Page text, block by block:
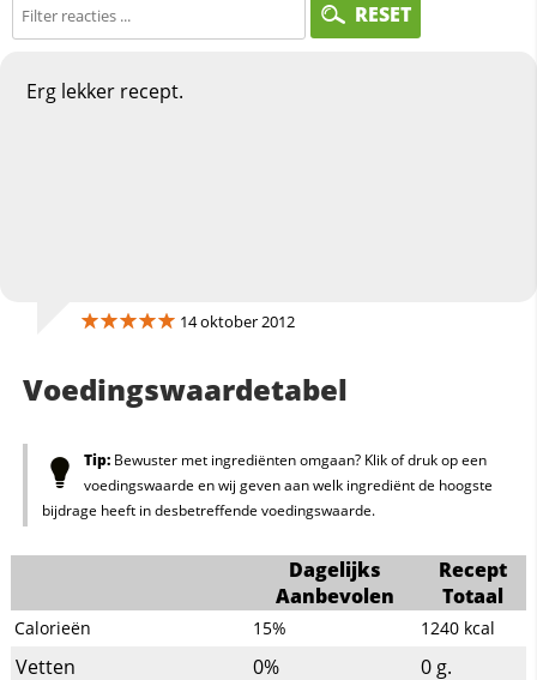
RESET
Erg lekker recept.
14 oktober 2012
Voedingswaardetabel
Tip:Bewuster met ingrediënten omgaan? Klik of druk op een
voedingswaarde en wij geven aan welk ingrediënt de hoogste
bijdrage heeft in desbetreffende voedingswaarde.
Dagelijks
Aanbevolen
Recept
Totaal
Calorieën 15% 1240 kcal
Vetten 0% 0 g.